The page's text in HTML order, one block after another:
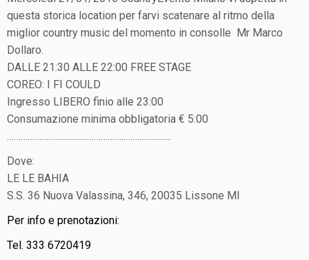
questa storica location per farvi scatenare al ritmo della
miglior country music del momento in consolle Mr Marco
Dollaro.
DALLE 21:30 ALLE 22:00 FREE STAGE
COREO: I FI COULD
Ingresso LIBERO finio alle 23:00
Consumazione minima obbligatoria € 5:00
……………………..……………………..………………..
Dove:
LE LE BAHIA
S.S. 36 Nuova Valassina, 346, 20035 Lissone MI
Per info e prenotazioni:
Tel. 333 6720419